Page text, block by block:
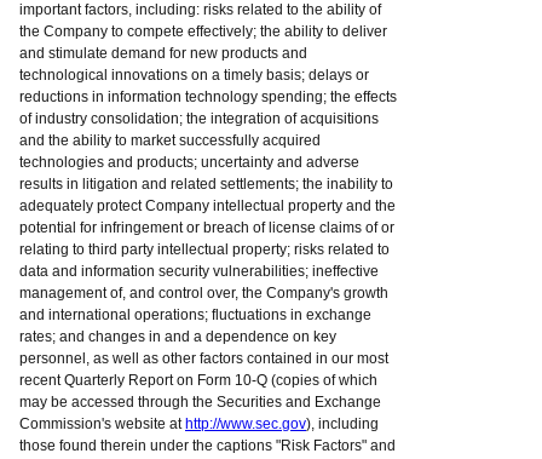
important factors, including: risks related to the ability of
the Company to compete effectively; the ability to deliver
and stimulate demand for new products and
technological innovations on a timely basis; delays or
reductions in information technology spending; the effects
of industry consolidation; the integration of acquisitions
and the ability to market successfully acquired
technologies and products; uncertainty and adverse
results in litigation and related settlements; the inability to
adequately protect Company intellectual property and the
potential for infringement or breach of license claims of or
relating to third party intellectual property; risks related to
data and information security vulnerabilities; ineffective
management of, and control over, the Company's growth
and international operations; fluctuations in exchange
rates; and changes in and a dependence on key
personnel, as well as other factors contained in our most
recent Quarterly Report on Form 10-Q (copies of which
may be accessed through the Securities and Exchange
Commission's website at http://www.sec.gov), including
those found therein under the captions "Risk Factors" and